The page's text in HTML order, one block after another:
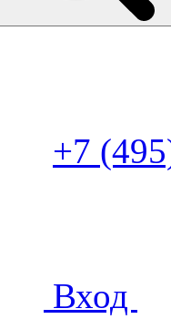
+7
Вход